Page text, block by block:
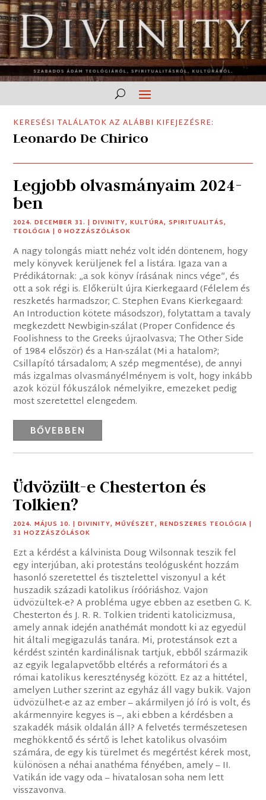
KERESÉSI TALÁLATOK AZ ALÁBBI KIFEJEZÉSRE:
Leonardo De Chirico
Legjobb olvasmányaim 2024-
ben
2024. DECEMBER 31. |DIVINITY,KULTÚRA,SPIRITUALITÁS,
TEOLÓGIA | 0 HOZZÁSZÓLÁSOK
A nagy tolongás miatt nehéz volt idén döntenem, hogy
mely könyvek kerüljenek fel a listára. Igaza van a
Prédikátornak: „a sok könyv írásának nincs vége”, és
ott a sok régi is. Előkerült újra Kierkegaard (Félelem és
reszketés harmadszor; C. Stephen Evans Kierkegaard:
An Introduction kötete másodszor), folytattam a tavaly
megkezdett Newbigin-szálat (Proper Confidence és
Foolishness to the Greeks újraolvasva; The Other Side
of 1984 először) és a Han-szálat (Mi a hatalom?;
Csillapító társadalom; A szép megmentése), de annyi
más izgalmas olvasmányélményem is volt, hogy inkább
azok közül fókuszálok némelyikre, emezeket pedig
most szeretettel elengedem.
BŐVEBBEN
Üdvözült-e Chesterton és
Tolkien?
2024. MÁJUS 10. |DIVINITY,MŰVÉSZET,RENDSZERES TEOLÓGIA |
31 HOZZÁSZÓLÁSOK
Ezt a kérdést a kálvinista Doug Wilsonnak teszik fel
egy interjúban, aki protestáns teológusként hozzám
hasonló szeretettel és tisztelettel viszonyul a két
huszadik századi katolikus íróóriáshoz. Vajon
üdvözültek-e? A probléma ugye ebben az esetben G. K.
Chesterton és J. R. R. Tolkien tridenti katolicizmusa,
amely annak idején anathémát mondott ki az egyedül
hit általi megigazulás tanára. Mi, protestánsok ezt a
kérdést szintén kardinálisnak tartjuk, ebből származik
az egyik legalapvetőbb eltérés a reformátori és a
római katolikus kereszténység között. Ez az a hittétel,
amelyen Luther szerint az egyház áll vagy bukik. Vajon
üdvözülhet-e az az ember – akármilyen jó író is volt, és
akármennyire kegyes is –, aki ebben a kérdésben a
szakadék másik oldalán áll? A felvetés természetesen
meghökkentő és sértő is lehet katolikus olvasóim
számára, de egy kis türelmet és megértést kérek most,
különösen a néhai anathéma fényében, amely – II.
Vatikán ide vagy oda – hivatalosan soha nem lett
visszavonva.